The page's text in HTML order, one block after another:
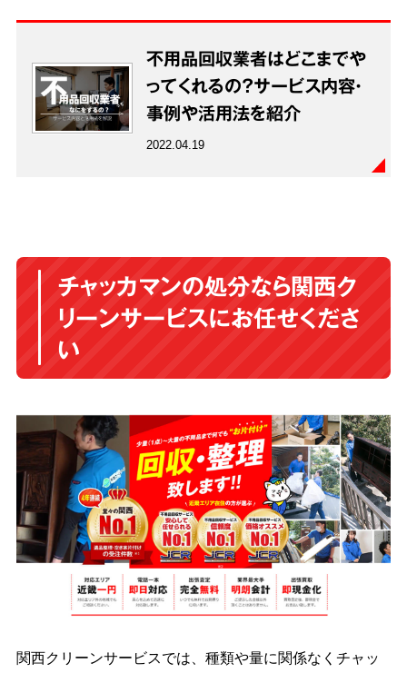
不用品回収業者はどこまでや
ってくれるの？サービス内容・
事例や活用法を紹介
2022.04.19
チャッカマンの処分なら関西ク
リーンサービスにお任せくださ
い
関西クリーンサービスでは、種類や量に関係なくチャッ